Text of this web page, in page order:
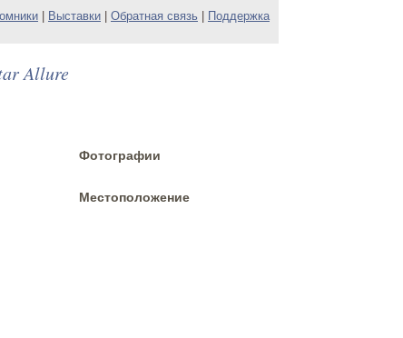
Выставки Обратная связь Поддержка
Allure
Фотографии
Местоположение